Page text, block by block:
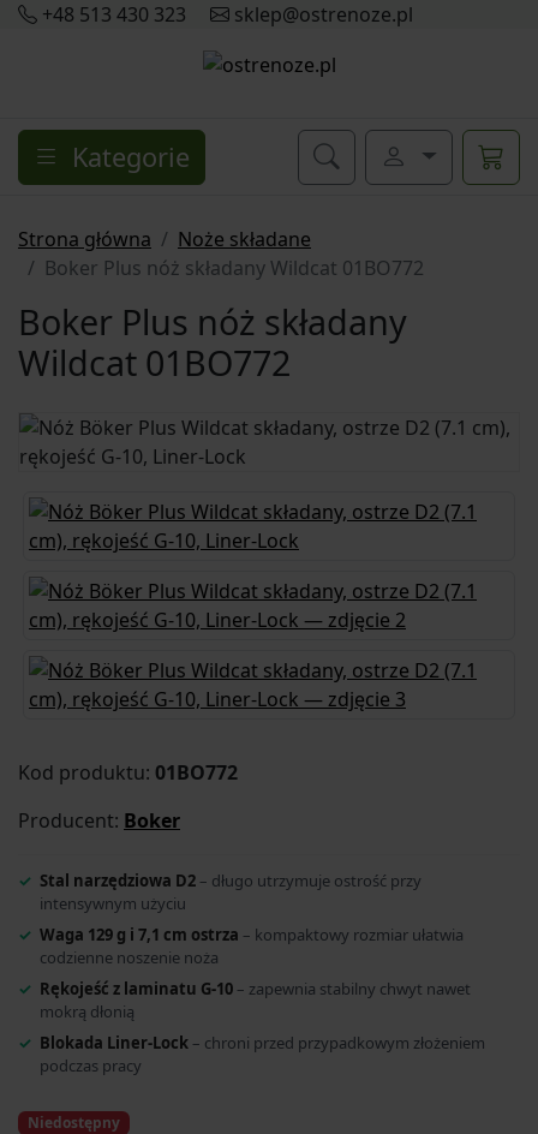
+48 513 430 323 sklep@ostrenoze.pl
Kategorie
Strona główna
Noże składane
Boker Plus nóż składany Wildcat 01BO772
Boker Plus nóż składany
Wildcat 01BO772
Kod produktu: 01BO772
Producent: Boker
Stal narzędziowa D2 – długo utrzymuje ostrość przy
intensywnym użyciu
Waga 129 g i 7,1 cm ostrza – kompaktowy rozmiar ułatwia
codzienne noszenie noża
Rękojeść z laminatu G-10 – zapewnia stabilny chwyt nawet
mokrą dłonią
Blokada Liner-Lock – chroni przed przypadkowym złożeniem
podczas pracy
Niedostępny